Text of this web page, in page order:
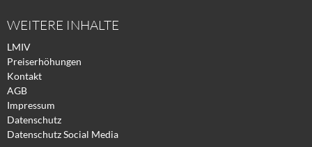
WEITERE INHALTE
LMIV
Preiserhöhungen
Kontakt
AGB
Impressum
Datenschutz
Datenschutz Social Media